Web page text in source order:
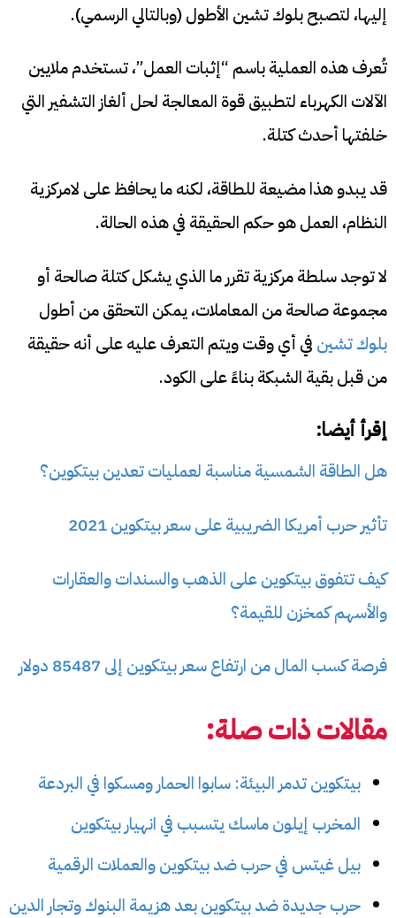
إليها، لتصبح بلوك تشين الأطول (وبالتالي الرسمي).
تُعرف هذه العملية باسم “إثبات العمل”، تستخدم ملايين
الآلات الكهرباء لتطبيق قوة المعالجة لحل ألغاز التشفير التي
خلفتها أحدث كتلة.
قد يبدو هذا مضيعة للطاقة، لكنه ما يحافظ على لامركزية
النظام، العمل هو حكم الحقيقة في هذه الحالة.
لا توجد سلطة مركزية تقرر ما الذي يشكل كتلة صالحة أو
مجموعة صالحة من المعاملات، يمكن التحقق من أطول
بلوك تشين في أي وقت ويتم التعرف عليه على أنه حقيقة
من قبل بقية الشبكة بناءً على الكود.
إقرأ أيضا:
هل الطاقة الشمسية مناسبة لعمليات تعدين بيتكوين؟
تأثير حرب أمريكا الضريبية على سعر بيتكوين 2021
كيف تتفوق بيتكوين على الذهب والسندات والعقارات
والأسهم كمخزن للقيمة؟
فرصة كسب المال من ارتفاع سعر بيتكوين إلى 85487 دولار
مقالات ذات صلة:
بيتكوين تدمر البيئة: سابوا الحمار ومسكوا في البردعة
المخرب إيلون ماسك يتسبب في انهيار بيتكوين
بيل غيتس في حرب ضد بيتكوين والعملات الرقمية
حرب جديدة ضد بيتكوين بعد هزيمة البنوك وتجار الدين